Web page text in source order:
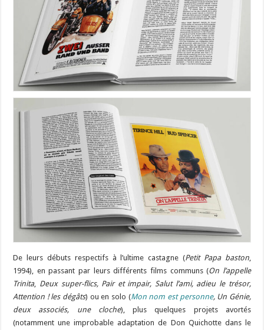
De leurs débuts respectifs à l’ultime castagne (Petit Papa baston,
1994), en passant par leurs différents films communs (On l’appelle
Trinita, Deux super-flics, Pair et impair, Salut l’ami, adieu le trésor,
Attention ! les dégâts) ou en solo (Mon nom est personne, Un Génie,
deux associés, une cloche), plus quelques projets avortés
(notamment une improbable adaptation de Don Quichotte dans le